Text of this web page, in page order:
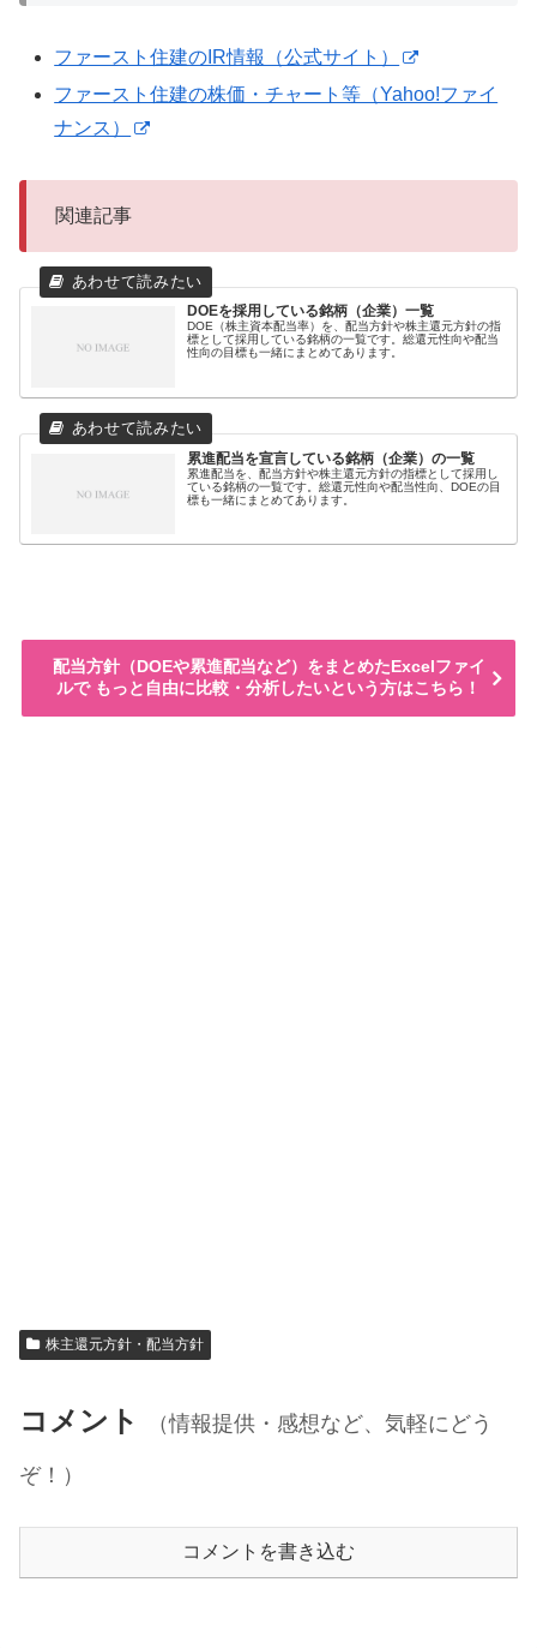
ファースト住建のIR情報（公式サイト）
ファースト住建の株価・チャート等（Yahoo!ファイ
ナンス）
関連記事
DOEを採用している銘柄（企業）一覧
DOE（株主資本配当率）を、配当方針や株主還元方針の指
標として採用している銘柄の一覧です。総還元性向や配当
性向の目標も一緒にまとめてあります。
累進配当を宣言している銘柄（企業）の一覧
累進配当を、配当方針や株主還元方針の指標として採用し
ている銘柄の一覧です。総還元性向や配当性向、DOEの目
標も一緒にまとめてあります。
配当方針（DOEや累進配当など）をまとめたExcelファイ
ルで もっと自由に比較・分析したいという方はこちら！
株主還元方針・配当方針
コメント
（情報提供・感想など、気軽にどう
ぞ！）
コメントを書き込む